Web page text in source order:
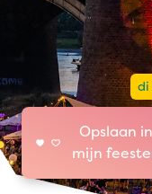
di
Opslaan in
mijn